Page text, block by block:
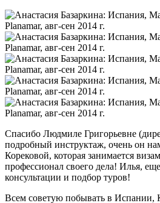
Спасибо Людмиле Григорьевне
подробный инструктаж, очень он
Корековой, которая занимается
профессионал своего дела! Илья,
консультации и подбор туров!
Всем советую побывать в